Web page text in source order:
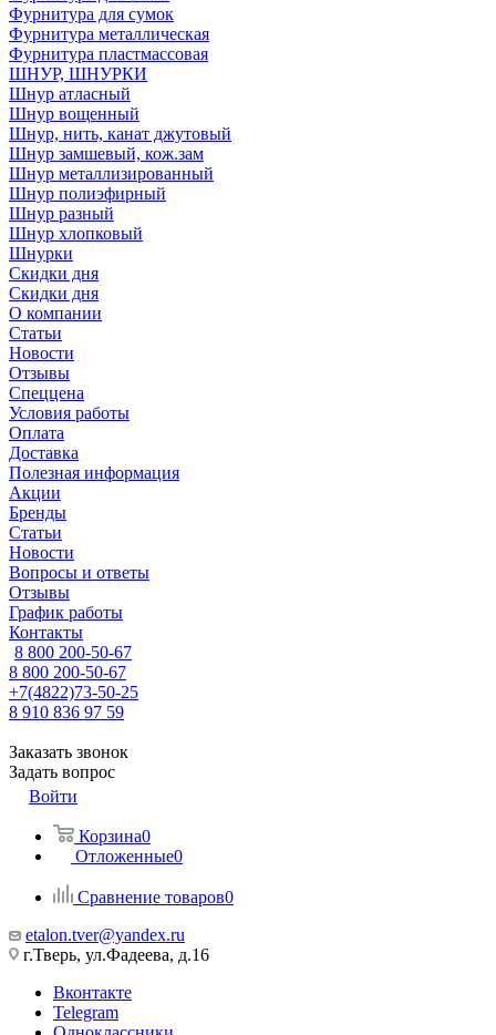
Фурнитура для сумок
Фурнитура металлическая
Фурнитура пластмассовая
ШНУР, ШНУРКИ
Шнур атласный
Шнур вощенный
Шнур, нить, канат джутовый
Шнур замшевый, кож.зам
Шнур металлизированный
Шнур полиэфирный
Шнур разный
Шнур хлопковый
Шнурки
Скидки дня
Скидки дня
О компании
Статьи
Новости
Отзывы
Спеццена
Условия работы
Оплата
Доставка
Полезная информация
Акции
Бренды
Статьи
Новости
Вопросы и ответы
Отзывы
График работы
Контакты
8 800 200-50-67
8 800 200-50-67
+7(4822)73-50-25
8 910 836 97 59
Заказать звонок
Задать вопрос
Войти
Корзина0
Отложенные0
Сравнение товаров0
etalon.tver@yandex.ru
г.Тверь, ул.Фадеева, д.16
Вконтакте
Telegram